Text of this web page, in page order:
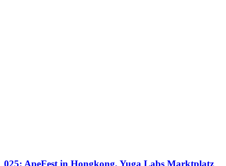
025: ApeFest in Hongkong, Yuga Labs Marktplatz